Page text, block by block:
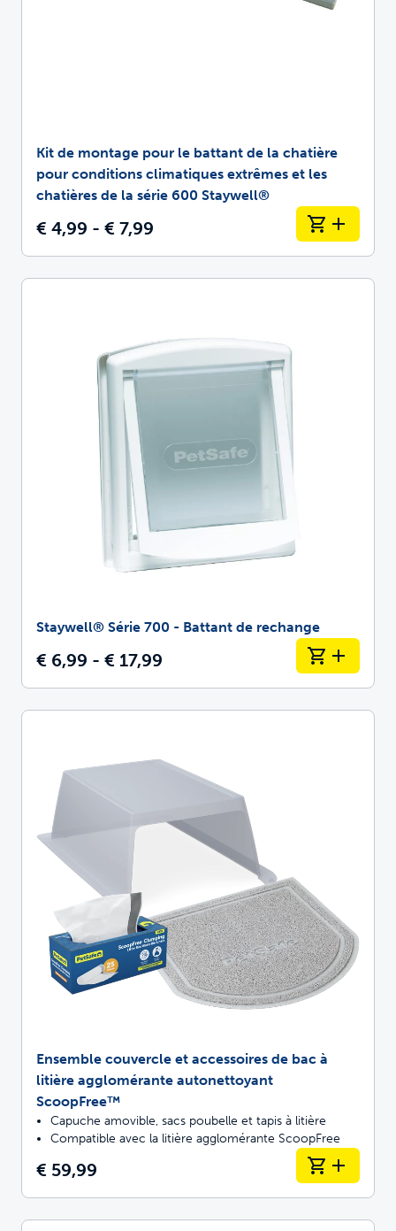
Kit de montage pour le battant de la chatière
pour conditions climatiques extrêmes et les
chatières de la série 600 Staywell®
€ 4,99 - € 7,99
Staywell® Série 700 - Battant de rechange
€ 6,99 - € 17,99
Ensemble couvercle et accessoires de bac à
litière agglomérante autonettoyant
ScoopFree™
Capuche amovible, sacs poubelle et tapis à litière
Compatible avec la litière agglomérante ScoopFree
€ 59,99